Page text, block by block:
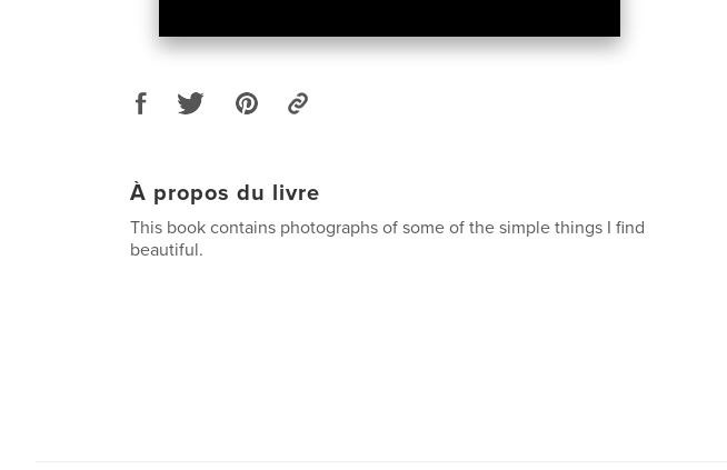
À propos du livre
This book contains photographs of some of the simple things I find
beautiful.